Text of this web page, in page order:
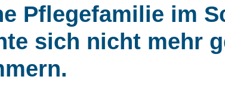
Pflegefamilie im
sich nicht mehr